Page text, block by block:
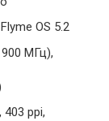
OS 5.2
МГц),
403 ppi,